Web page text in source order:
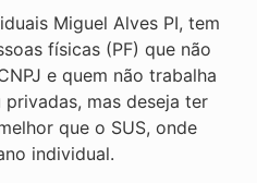
Miguel Alves PI, tem
físicas (PF) que não
e quem não trabalha
mas deseja ter
que o SUS, onde
individual.